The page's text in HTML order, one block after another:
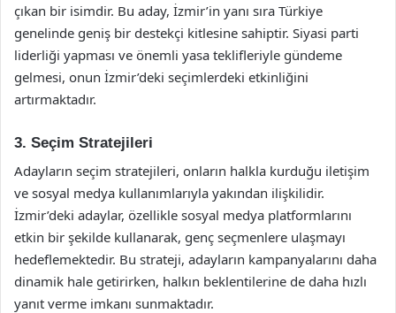
çıkan bir isimdir. Bu aday, İzmir’in yanı sıra Türkiye
genelinde geniş bir destekçi kitlesine sahiptir. Siyasi parti
liderliği yapması ve önemli yasa teklifleriyle gündeme
gelmesi, onun İzmir’deki seçimlerdeki etkinliğini
artırmaktadır.
3. Seçim Stratejileri
Adayların seçim stratejileri, onların halkla kurduğu iletişim
ve sosyal medya kullanımlarıyla yakından ilişkilidir.
İzmir’deki adaylar, özellikle sosyal medya platformlarını
etkin bir şekilde kullanarak, genç seçmenlere ulaşmayı
hedeflemektedir. Bu strateji, adayların kampanyalarını daha
dinamik hale getirirken, halkın beklentilerine de daha hızlı
yanıt verme imkanı sunmaktadır.